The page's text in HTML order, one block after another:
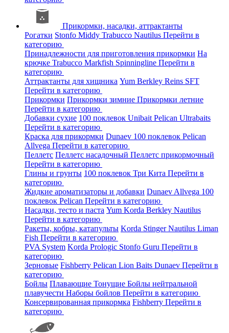
Прикормки, насадки, аттрактанты
Рогатки Stonfo Middy Trabucco Nautilus Перейти в
категорию
Принадлежности для приготовления прикормки На
крючке Trabucco Markfish Spinningline Перейти в
категорию
Аттрактанты для хищника Yum Berkley Reins SFT
Перейти в категорию
Прикормки Прикормки зимние Прикормки летние
Перейти в категорию
Добавки сухие 100 поклевок Unibait Pelican Ultrabaits
Перейти в категорию
Краска для прикормки Dunaev 100 поклевок Pelican
Allvega Перейти в категорию
Пеллетс Пеллетс насадочный Пеллетс прикормочный
Перейти в категорию
Глины и грунты 100 поклевок Три Кита Перейти в
категорию
Жидкие ароматизаторы и добавки Dunaev Allvega 100
поклевок Pelican Перейти в категорию
Насадки, тесто и паста Yum Korda Berkley Nautilus
Перейти в категорию
Ракеты, кобры, катапульты Korda StingerNautilus Liman
Fish Перейти в категорию
PVA System Korda Prologic Stonfo Guru Перейти в
категорию
Зерновые Fishberry Pelican Lion Baits Dunaev Перейти в
категорию
Бойлы Плавающие Тонущие Бойлы нейтральной
плавучести Наборы бойлов Перейти в категорию
Консервированная прикормка Fishberry Перейти в
категорию